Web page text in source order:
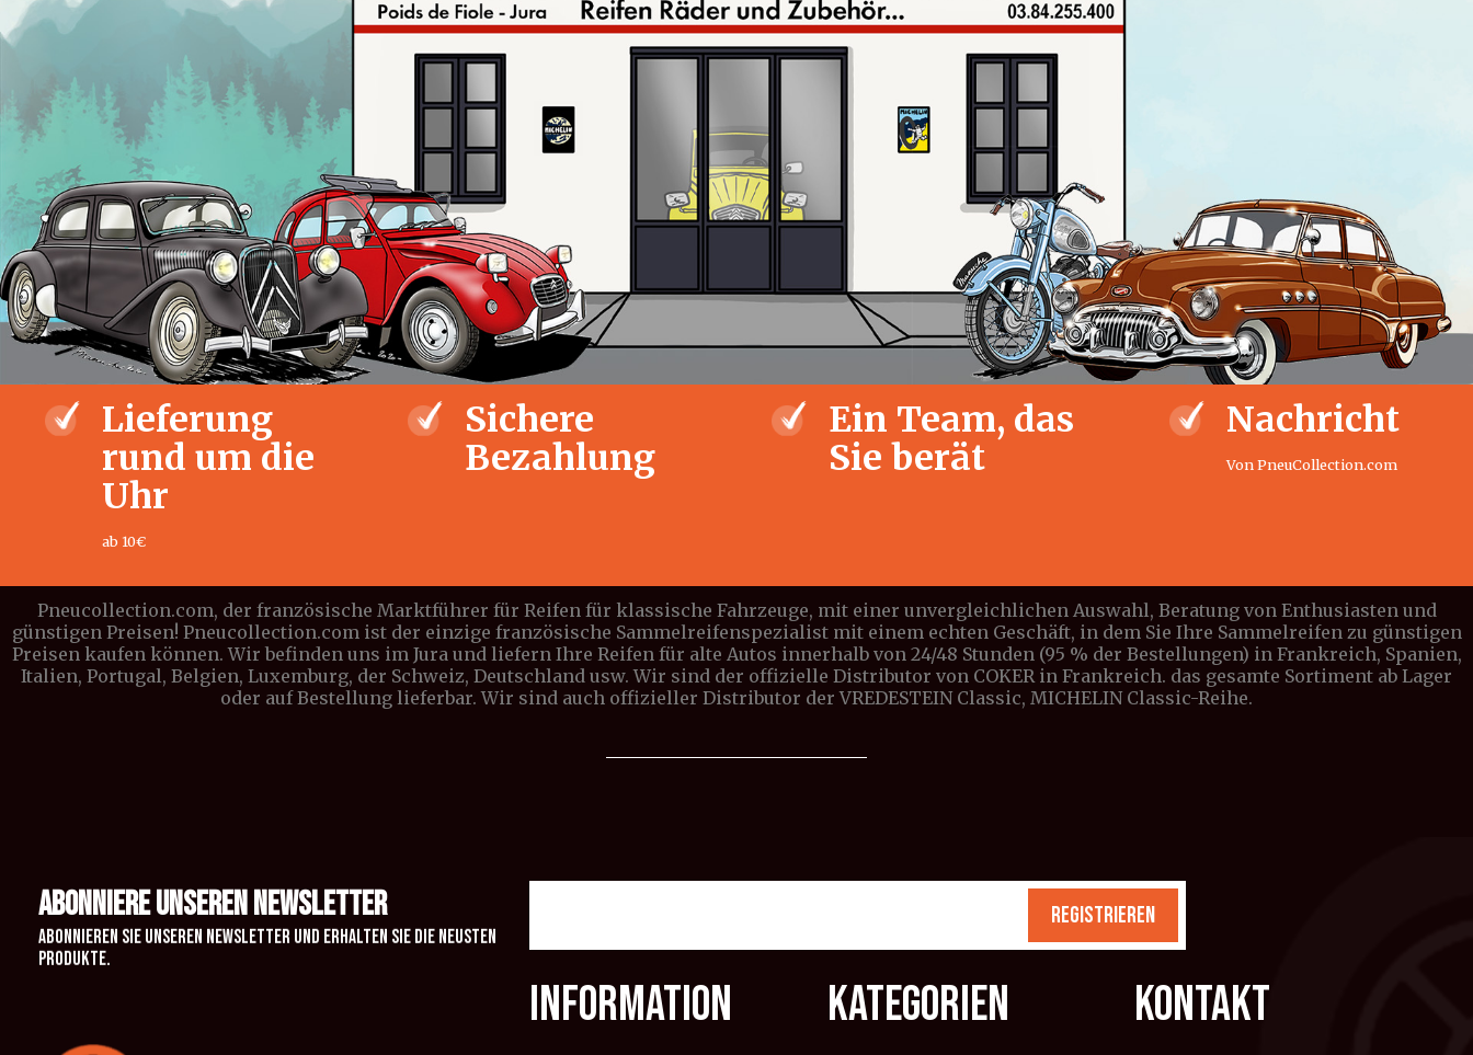
Lieferung
rund um die
Uhr
ab 10€
Sichere
Bezahlung
Ein Team, das
Sie berät
Nachricht
Von PneuCollection.com
Pneucollection.com, der französische Marktführer für Reifen für klassische Fahrzeuge, mit einer unvergleichlichen Auswahl, Beratung von Enthusiasten und
günstigen Preisen! Pneucollection.com ist der einzige französische Sammelreifenspezialist mit einem echten Geschäft, in dem Sie Ihre Sammelreifen zu günstigen
Preisen kaufen können. Wir befinden uns im Jura und liefern Ihre Reifen für alte Autos innerhalb von 24/48 Stunden (95 % der Bestellungen) in Frankreich, Spanien,
Italien, Portugal, Belgien, Luxemburg, der Schweiz, Deutschland usw. Wir sind der offizielle Distributor von COKER in Frankreich. das gesamte Sortiment ab Lager
oder auf Bestellung lieferbar. Wir sind auch offizieller Distributor der VREDESTEIN Classic, MICHELIN Classic-Reihe.
ABONNIERE UNSEREN NEWSLETTER
Abonnieren Sie unseren Newsletter und erhalten Sie die neusten
Produkte.
REGISTRIEREN
INFORMATION KATEGORIEN KONTAKT